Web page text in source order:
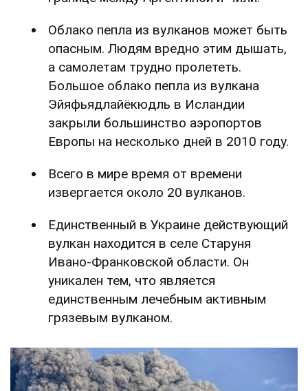
Облако пепла из вулканов может быть
опасным. Людям вредно этим дышать,
а самолетам трудно пролететь.
Большое облако пепла из вулкана
Эйяфьядлайёкюдль в Исландии
закрыли большинство аэропортов
Европы на несколько дней в 2010 году.
Всего в мире время от времени
извергается около 20 вулканов.
Единственный в Украине действующий
вулкан находится в селе Старуня
Ивано-Франковской области. Он
уникален тем, что является
единственным лечебным активным
грязевым вулканом.